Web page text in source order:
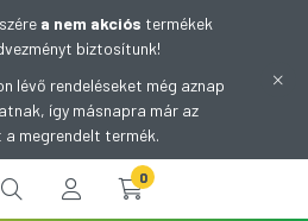
a nem akciós termékek
biztosítunk!
lévő rendeléseket még aznap
így másnapra már az
megrendelt termék.
0